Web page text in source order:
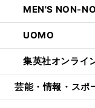
MEN'S NON-NO
UOMO
集英社オンライ
芸能・情報・スポ